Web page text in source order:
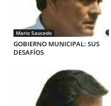
Mario Saucedo
GOBIERNO MUNICIPAL: SUS
DESAFÍOS